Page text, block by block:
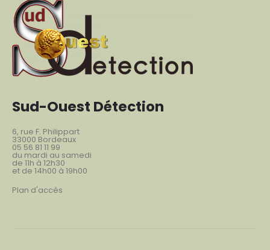
Sud-Ouest Détection
6, rue F. Philippart
33000 Bordeaux
05 56 81 11 99
du mardi au samedi
de 11h à 12h30
et de 14h00 à 19h00
Plan d'accès